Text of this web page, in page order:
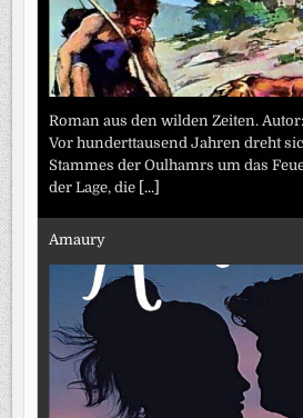
Roman aus den wilden Zeiten.
Vor hunderttausend Jahren dreht
Stammes der Oulhamrs um das
der Lage, die [...]
Amaury